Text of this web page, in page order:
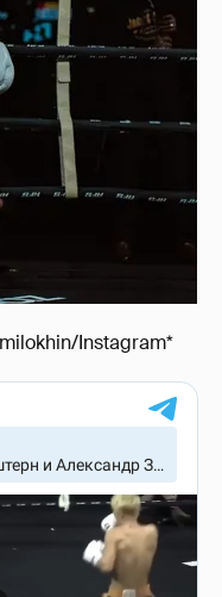
Instagram*